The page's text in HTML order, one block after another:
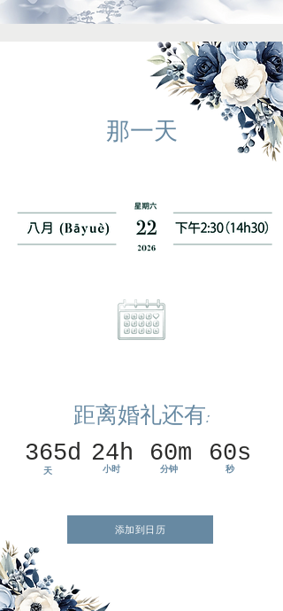
那一天
距离婚礼还有:
365d 24h 60m 60s
天 小时 分钟 秒
添加到日历